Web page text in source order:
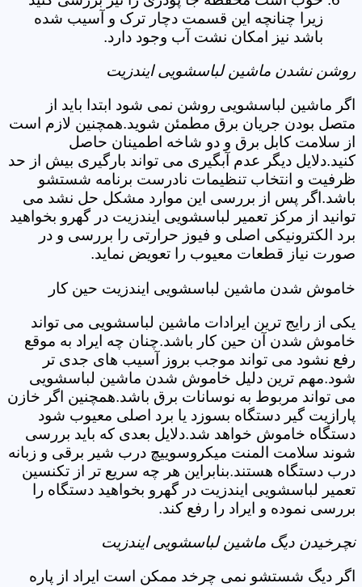
زیرا چنانچه این قسمت دچار ترک و آسیب شده
باشد نیز امکان نشت آب وجود دارد.
روشن نشدن ماشین لباسشویی ایندزیت
اگر ماشین لباسشویی روشن نمی شود ابتدا باید از
متصل بودن جریان برق مطمئن شوید.همچنین لازم است
از سلامت کابل برق و دو شاخه اطمینان حاصل
کنید.دلایل دیگر عدم آبگیری می تواند بارگیری بیش از حد
ظرفیت و انتخاب تنظیمات نادرست برنامه شستشو
باشد.اگر پس از بررسی این موارد مشکل حل نشد می
توانید از مرکز تعمیر لباسشویی ایندزیت در گهرو بخواهید
برد الکترونیکی اصلی و فیوز حرارتی را بررسی و در
صورت نیاز قطعات معیوب را تعویض نماید.
خاموش شدن ماشین لباسشویی ایندزیت حین کار
یکی از رایج ترین ایرادات ماشین لباسشویی می تواند
خاموش شدن آن حین کار باشد.چنان چه ایراد به موقع
رفع نشود می تواند موجب بروز آسیب های جدی تر
شود.مهم ترین دلیل خاموش شدن ماشین لباسشویی
می تواند مربوط به نوسانات برق باشد.همچنین اگر خازن
پارازیت گیر دستگاه بسوزد یا برد اصلی معیوب شود
دستگاه خاموش خواهد شد.دلایل بعدی که باید بررسی
شوند سلامت المنت میکروسوییچ درب شیر برقی و زبانه
درب دستگاه هستند.بنابراین هر چه سریع تر از تکنسین
تعمیر لباسشویی ایندزیت در گهرو بخواهید دستگاه را
بررسی نموده و ایراد را رفع کند.
نچرخیدن دیگ ماشین لباسشویی ایندزیت
اگر دیگ شستشو نمی چرخد ممکن است ایراد از پاره